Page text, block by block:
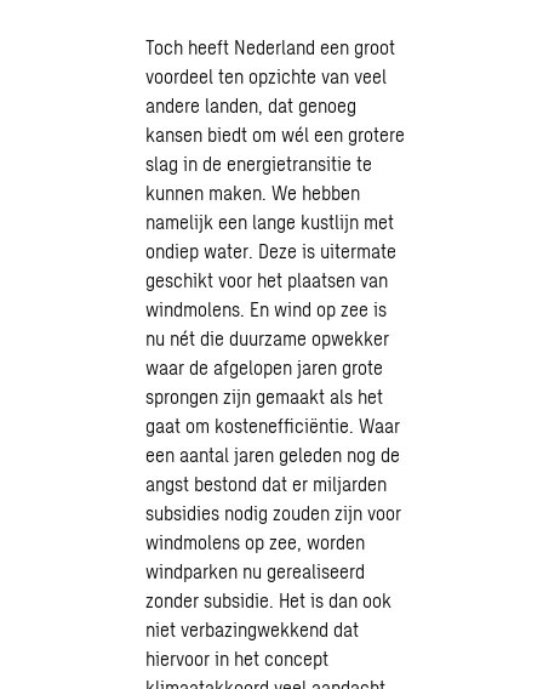
Toch heeft Nederland een groot
voordeel ten opzichte van veel
andere landen, dat genoeg
kansen biedt om wél een grotere
slag in de energietransitie te
kunnen maken. We hebben
namelijk een lange kustlijn met
ondiep water. Deze is uitermate
geschikt voor het plaatsen van
windmolens. En wind op zee is
nu nét die duurzame opwekker
waar de afgelopen jaren grote
sprongen zijn gemaakt als het
gaat om kostenefficiëntie. Waar
een aantal jaren geleden nog de
angst bestond dat er miljarden
subsidies nodig zouden zijn voor
windmolens op zee, worden
windparken nu gerealiseerd
zonder subsidie. Het is dan ook
niet verbazingwekkend dat
hiervoor in het concept